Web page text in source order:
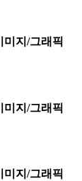
미지/그래픽
미지/그래픽
미지/그래픽